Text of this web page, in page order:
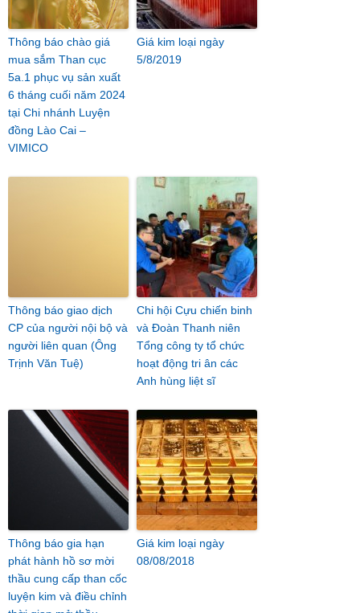
Thông báo chào giá
mua sắm Than cục
5a.1 phục vụ sản xuất
6 tháng cuối năm 2024
tại Chi nhánh Luyện
đồng Lào Cai –
VIMICO
Giá kim loại ngày
5/8/2019
Thông báo giao dịch
CP của người nội bộ và
người liên quan (Ông
Trịnh Văn Tuệ)
Chi hội Cựu chiến binh
và Đoàn Thanh niên
Tổng công ty tổ chức
hoạt động tri ân các
Anh hùng liệt sĩ
Thông báo gia hạn
phát hành hồ sơ mời
thầu cung cấp than cốc
luyện kim và điều chỉnh
Giá kim loại ngày
08/08/2018